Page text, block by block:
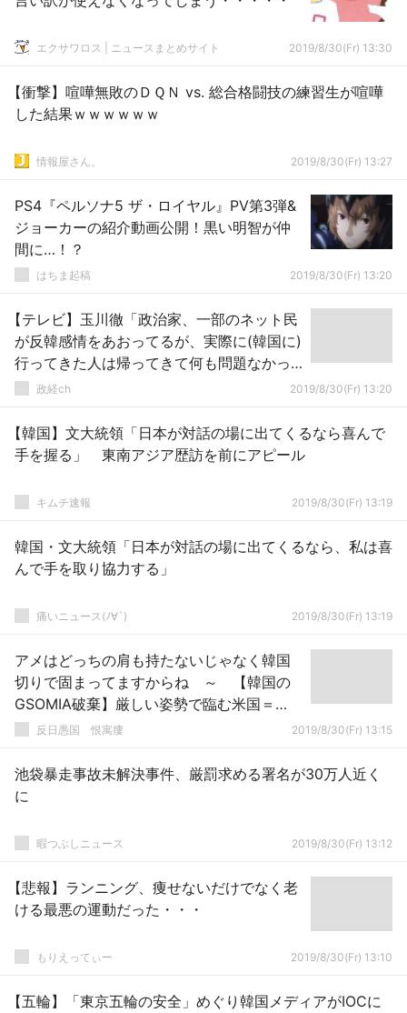
エクサワロス | ニュースまとめサイト 2019/8/30(Fr) 13:30
【衝撃】喧嘩無敗のＤＱＮ vs. 総合格闘技の練習生が喧嘩
した結果ｗｗｗｗｗｗ
情報屋さん。 2019/8/30(Fr) 13:27
PS4『ペルソナ5 ザ・ロイヤル』PV第3弾&
ジョーカーの紹介動画公開！黒い明智が仲
間に…！？
はちま起稿 2019/8/30(Fr) 13:20
【テレビ】玉川徹「政治家、一部のネット民
が反韓感情をあおってるが、実際に(韓国に)
行ってきた人は帰ってきて何も問題なかっ
たよと」
政経ch 2019/8/30(Fr) 13:20
【韓国】文大統領「日本が対話の場に出てくるなら喜んで
手を握る」 東南アジア歴訪を前にアピール
キムチ速報 2019/8/30(Fr) 13:19
韓国・文大統領「日本が対話の場に出てくるなら、私は喜
んで手を取り協力する」
痛いニュース(ﾉ∀`) 2019/8/30(Fr) 13:19
アメはどっちの肩も持たないじゃなく韓国
切りで固まってますからね ～ 【韓国の
GSOMIA破棄】厳しい姿勢で臨む米国＝
「米韓関係に影響ない」の主張を真っ向否
反日愚国 恨寓瘻 2019/8/30(Fr) 13:15
池袋暴走事故未解決事件、厳罰求める署名が30万人近く
に
暇つぶしニュース 2019/8/30(Fr) 13:12
【悲報】ランニング、痩せないだけでなく老
ける最悪の運動だった・・・
もりえってぃー 2019/8/30(Fr) 13:10
【五輪】「東京五輪の安全」めぐり韓国メディアがIOCに